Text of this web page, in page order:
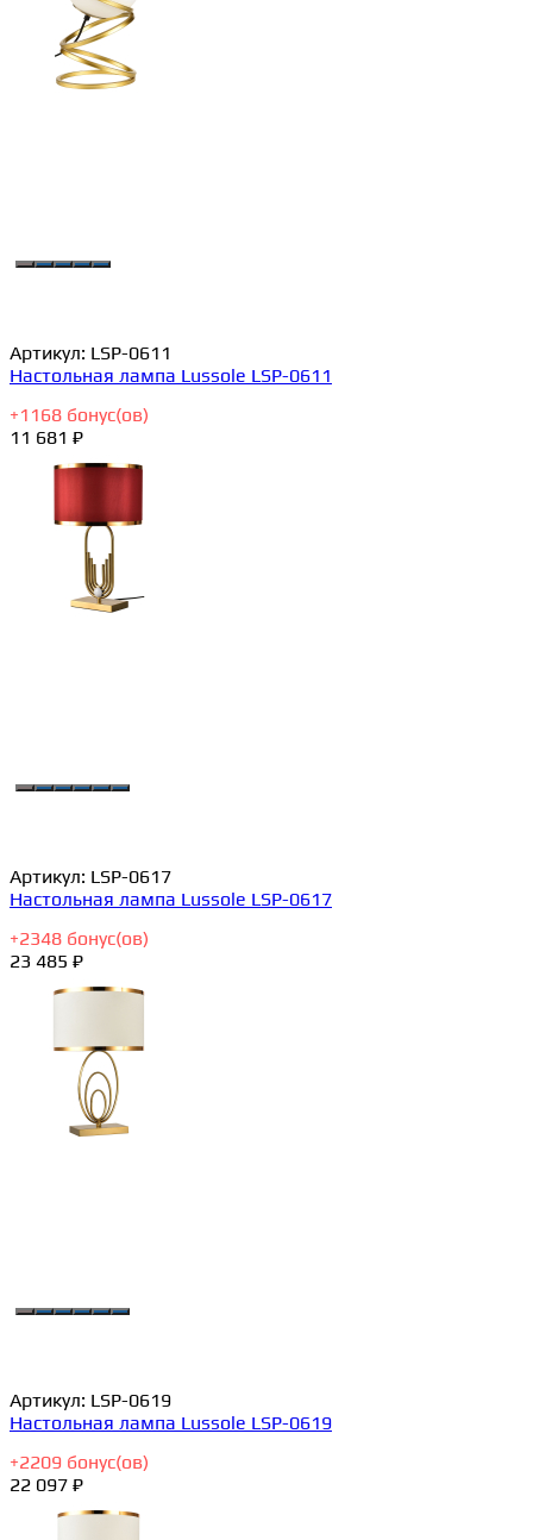
Артикул: LSP-0611
Настольная лампа Lussole LSP-0611
+1168 бонус(ов)
11 681 ₽
Артикул: LSP-0617
Настольная лампа Lussole LSP-0617
+2348 бонус(ов)
23 485 ₽
Артикул: LSP-0619
Настольная лампа Lussole LSP-0619
+2209 бонус(ов)
22 097 ₽